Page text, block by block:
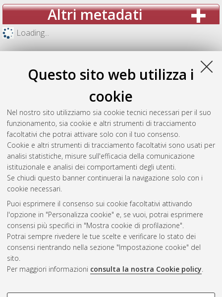
Questo sito web utilizza i
cookie
Nel nostro sito utilizziamo sia cookie tecnici necessari per il suo
funzionamento, sia cookie e altri strumenti di tracciamento
facoltativi che potrai attivare solo con il tuo consenso.
Cookie e altri strumenti di tracciamento facoltativi sono usati per
analisi statistiche, misure sull'efficacia della comunicazione
istituzionale e analisi dei comportamenti degli utenti.
Se chiudi questo banner continuerai la navigazione solo con i
cookie necessari.
Puoi esprimere il consenso sui cookie facoltativi attivando
l'opzione in "Personalizza cookie" e, se vuoi, potrai esprimere
consensi più specifici in "Mostra cookie di profilazione".
Potrai sempre rivedere le tue scelte e verificare lo stato dei
consensi rientrando nella sezione "Impostazione cookie" del
sito.
Per maggiori informazioni consulta la nostra Cookie policy.
Altri metadati
Loading...
Gestione del documento:
Atom
Rss 1.0
Rss 2.0
AMS Laurea
Impostazioni Cookie